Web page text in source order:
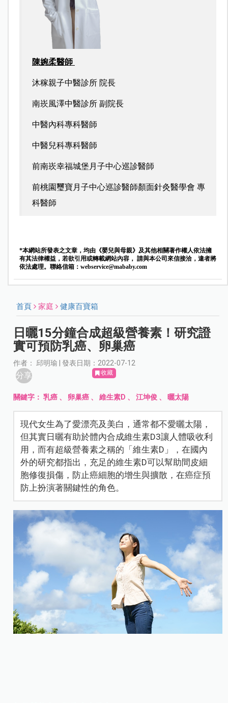
陳婉柔醫師
沐稼親子中醫診所 院長
南崁風澤中醫診所 副院長
中醫內科專科醫師
中醫兒科專科醫師
前南崁幸福城堡月子中心巡診醫師
前桃園璽寶月子中心巡診醫師顏面針灸醫學會 專
科醫師
*本網站所發表之文章，均由《嬰兒與母親》及其他相關著作權人依法擁
有其法律權益，若欲引用或轉載網站內容， 請與本公司來信接洽，違者將
依法處理。聯絡信箱： webservice@mababy.com
首頁 家庭 健康百寶箱
日曬15分鐘合成超級營養素！研究證
實可預防乳癌、卵巢癌
作者： 邱明瑜 | 發表日期：2022-07-12
分享 收藏
關鍵字：乳癌 、 卵巢癌 、維生素D 、江坤俊 、 曬太陽
現代女生為了愛漂亮及美白，通常都不愛曬太陽，
但其實日曬有助於體內合成維生素D3讓人體吸收利
用，而有超級營養素之稱的「維生素D」，在國內
外的研究都指出，充足的維生素D可以幫助間皮細
胞修復損傷，防止癌細胞的增生與擴散，在癌症預
防上扮演著關鍵性的角色。